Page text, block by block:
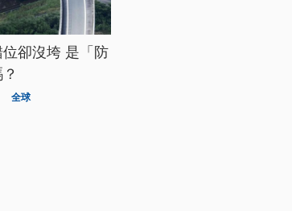
卻沒垮 是「防
全球